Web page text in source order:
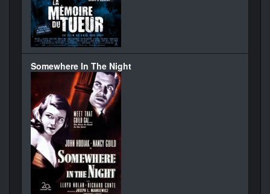
Somewhere In The Night